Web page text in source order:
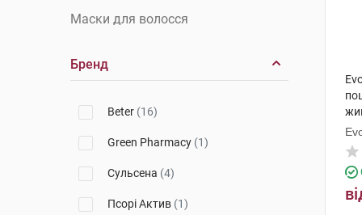
Маски для волосся
Сироватки для волосся
Спреї для волосся
Шампуні
Бренд
Beter (16)
Green Pharmacy (1)
Сульсена (4)
Псорі Актив (1)
мл